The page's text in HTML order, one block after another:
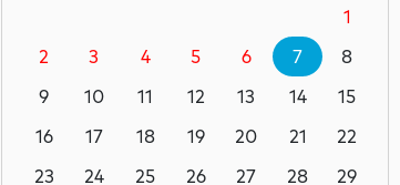
Dünya
təşkilatı Aİ-ni əhalinin istidən
görməyə çağırıb
06 Avqust 21:39
Dünya
Rusiyanın Yaroslavl və Tver
yaşayış binalarına zərər vurub
06 Avqust 21:17
1
2
3 4 5 6 7
8
9
10 11 12 13 14
15
16
17 18 19 20 21
22
23
24 25 26 27 28
29